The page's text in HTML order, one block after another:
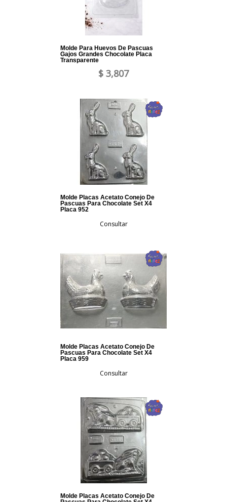
Molde Para Huevos De Pascuas
Gajos Grandes Chocolate Placa
Transparente
$ 3,807
Molde Placas Acetato Conejo De
Pascuas Para Chocolate Set X4
Placa 952
Consultar
Molde Placas Acetato Conejo De
Pascuas Para Chocolate Set X4
Placa 959
Consultar
Molde Placas Acetato Conejo De